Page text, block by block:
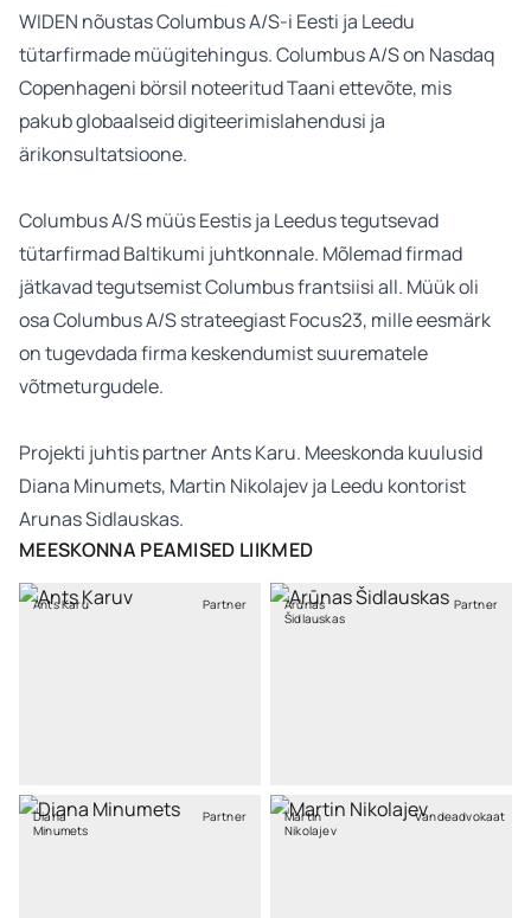
WIDEN nõustas Columbus A/S-i Eesti ja Leedu
tütarfirmade müügitehingus. Columbus A/S on Nasdaq
Copenhageni börsil noteeritud Taani ettevõte, mis
pakub globaalseid digiteerimislahendusi ja
ärikonsultatsioone.
Columbus A/S müüs Eestis ja Leedus tegutsevad
tütarfirmad Baltikumi juhtkonnale. Mõlemad firmad
jätkavad tegutsemist Columbus frantsiisi all. Müük oli
osa Columbus A/S strateegiastFocus23, mille eesmärk
on tugevdada firma keskendumist suurematele
võtmeturgudele.
Projekti juhtis partner Ants Karu. Meeskonda kuulusid
Diana Minumets, Martin Nikolajev ja Leedu kontorist
Arunas Sidlauskas.
MEESKONNA PEAMISED LIIKMED
Ants Karu Partner
Arūnas
Šidlauskas
Partner
Diana
Minumets
Partner
Martin
Nikolajev
Vandeadvokaat